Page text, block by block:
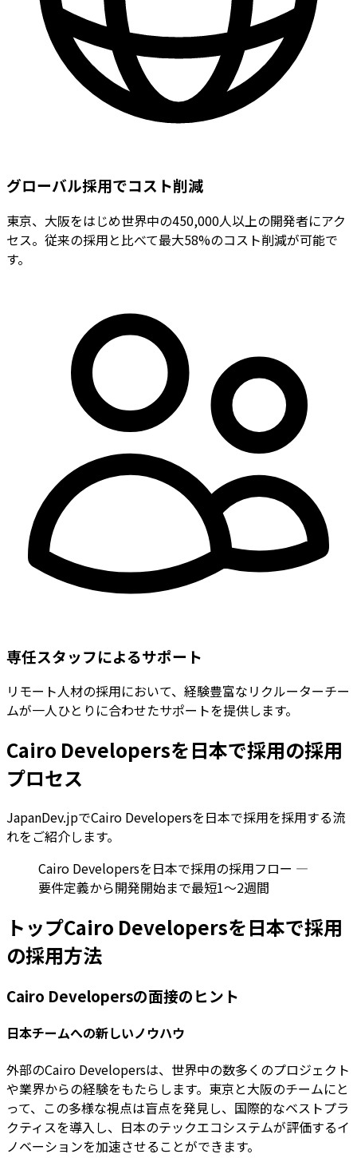
グローバル採用でコスト削減
東京、大阪をはじめ世界中の450,000人以上の開発者にアク
セス。従来の採用と比べて最大58%のコスト削減が可能で
す。
専任スタッフによるサポート
リモート人材の採用において、経験豊富なリクルーターチー
ムが一人ひとりに合わせたサポートを提供します。
Cairo Developersを日本で採用の採用
プロセス
JapanDev.jpでCairo Developersを日本で採用を採用する流
れをご紹介します。
Cairo Developersを日本で採用の採用フロー —
要件定義から開発開始まで最短1〜2週間
トップCairo Developersを日本で採用
の採用方法
Cairo Developersの面接のヒント
日本チームへの新しいノウハウ
外部のCairo Developersは、世界中の数多くのプロジェクト
や業界からの経験をもたらします。東京と大阪のチームにと
って、この多様な視点は盲点を発見し、国際的なベストプラ
クティスを導入し、日本のテックエコシステムが評価するイ
ノベーションを加速させることができます。